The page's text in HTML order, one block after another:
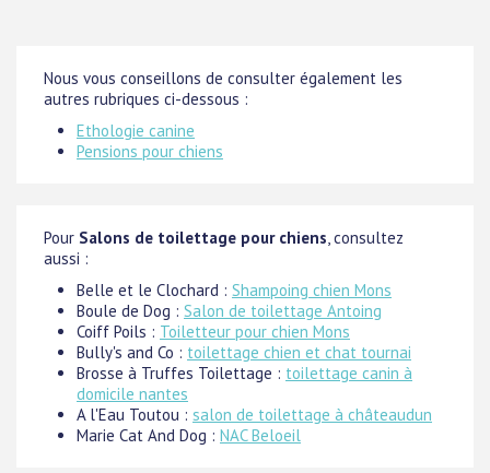
Nous vous conseillons de consulter également les
autres rubriques ci-dessous :
Ethologie canine
Pensions pour chiens
Pour Salons de toilettage pour chiens, consultez
aussi :
Belle et le Clochard : Shampoing chien Mons
Boule de Dog : Salon de toilettage Antoing
Coiff Poils : Toiletteur pour chien Mons
Bully's and Co : toilettage chien et chat tournai
Brosse à Truffes Toilettage : toilettage canin à
domicile nantes
A l'Eau Toutou : salon de toilettage à châteaudun
Marie Cat And Dog : NAC Beloeil